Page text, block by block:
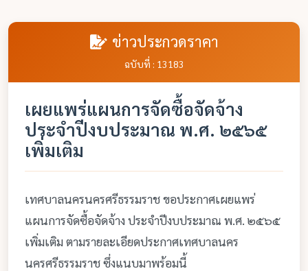
ข่าวประกวดราคา
ฉบับที่ : 13183
เผยแพร่แผนการจัดซื้อจัดจ้าง
ประจำปีงบประมาณ พ.ศ. ๒๕๖๕
เพิ่มเติม
เทศบาลนครนครศรีธรรมราช ขอประกาศเผยแพร่
แผนการจัดซื้อจัดจ้าง ประจำปีงบประมาณ พ.ศ. ๒๕๖๕
เพิ่มเติม ตามรายละเอียดประกาศเทศบาลนคร
นครศรีธรรมราช ซึ่งแนบมาพร้อมนี้